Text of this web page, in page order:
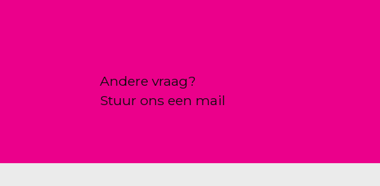
Andere vraag?
Stuur ons een mail